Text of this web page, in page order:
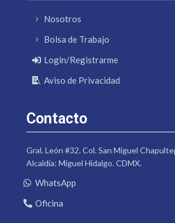
Nosotros
Bolsa de Trabajo
Login/Registrarme
Aviso de Privacidad
Contacto
Gral. León #32. Col. San Miguel
Alcaldía: Miguel Hidalgo. CDMX.
WhatsApp
Oficina